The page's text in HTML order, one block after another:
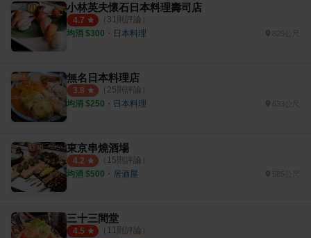
小林英夫懷石日本料理壽司店
4.7 （ 31則評論）
均消 $300 ・ 日本料理 825公尺
無名日本料理店
3.8 （ 25則評論）
均消 $250 ・ 日本料理
東京串燒酒場
4.2 （ 15則評論）
均消 $500 ・ 居酒屋 585公尺
三十三間堂
4.5 （ 11則評論）